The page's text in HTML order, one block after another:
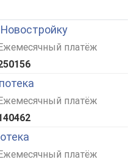
платёж
платёж
платёж